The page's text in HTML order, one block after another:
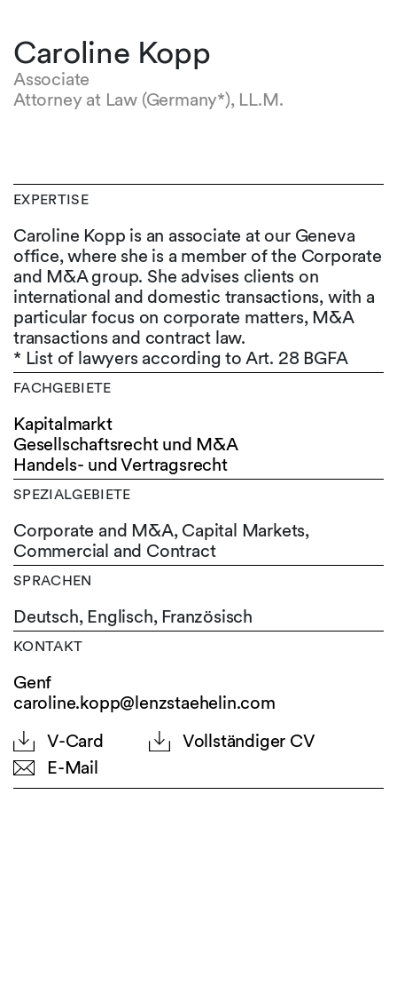
Caroline Kopp
Associate
Attorney at Law (Germany*), LL.M.
EXPERTISE
Caroline Kopp is an associate at our Geneva
office, where she is a member of the Corporate
and M&A group. She advises clients on
international and domestic transactions, with a
particular focus on corporate matters, M&A
transactions and contract law.
* List of lawyers according to Art. 28 BGFA
FACHGEBIETE
Kapitalmarkt
Gesellschaftsrecht und M&A
Handels- und Vertragsrecht
SPEZIALGEBIETE
Corporate and M&A, Capital Markets,
Commercial and Contract
SPRACHEN
Deutsch, Englisch, Französisch
KONTAKT
Genf
caroline.kopp@lenzstaehelin.com
V-Card
Vollständiger CV
E-Mail